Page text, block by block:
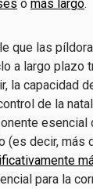
o más largo.
que las
a largo plazo
la capacidad
de la
(es decir, más
para la